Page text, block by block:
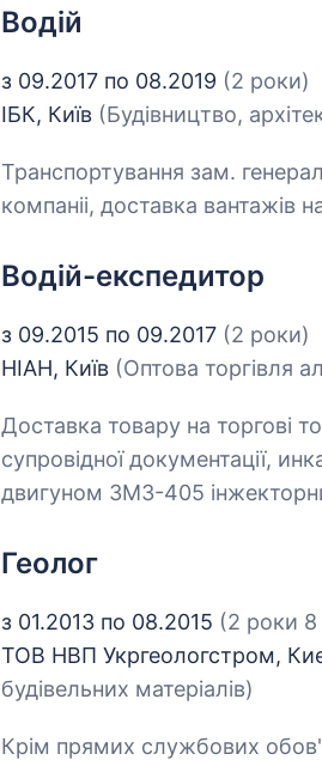
Водій
з 09.2017 по 08.2019 (2 роки)
ІБК, Київ (Будівництво,
Транспортування зам.
компаніі, доставка вантажів
Водій-експедитор
з 09.2015 по 09.2017 (2 роки)
НІАН, Київ (Оптова торгівля
Доставка товару на торгові
супровідної документації,
двигуном ЗМЗ-405
Геолог
з 01.2013 по 08.2015 (2 роки 8
ТОВ НВП Укргеологстром,
будівельних матеріалів)
Крім прямих службових